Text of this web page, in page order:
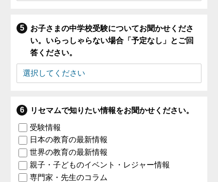
お子さまの中学校受験についてお聞かせくださ
い。いらっしゃらない場合「予定なし」とご回
答ください。
リセマムで知りたい情報をお聞かせください。
受験情報
日本の教育の最新情報
世界の教育の最新情報
親子・子どものイベント・レジャー情報
専門家・先生のコラム